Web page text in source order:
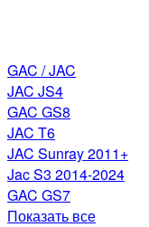
GAC / JAC
JAC JS4
GAC GS8
JAC T6
JAC Sunray 2011+
Jac S3 2014-2024
GAC GS7
Показать все